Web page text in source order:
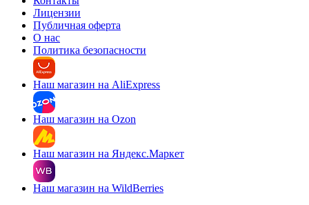
Лицензии
Публичная оферта
О нас
Политика безопасности
Наш магазин на AliExpress
Наш магазин на Ozon
Наш магазин на Яндекс.Маркет
Наш магазин на WildBerries